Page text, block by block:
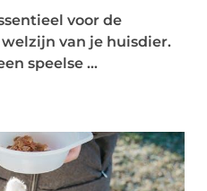
voor de
van je huisdier.
speelse ...